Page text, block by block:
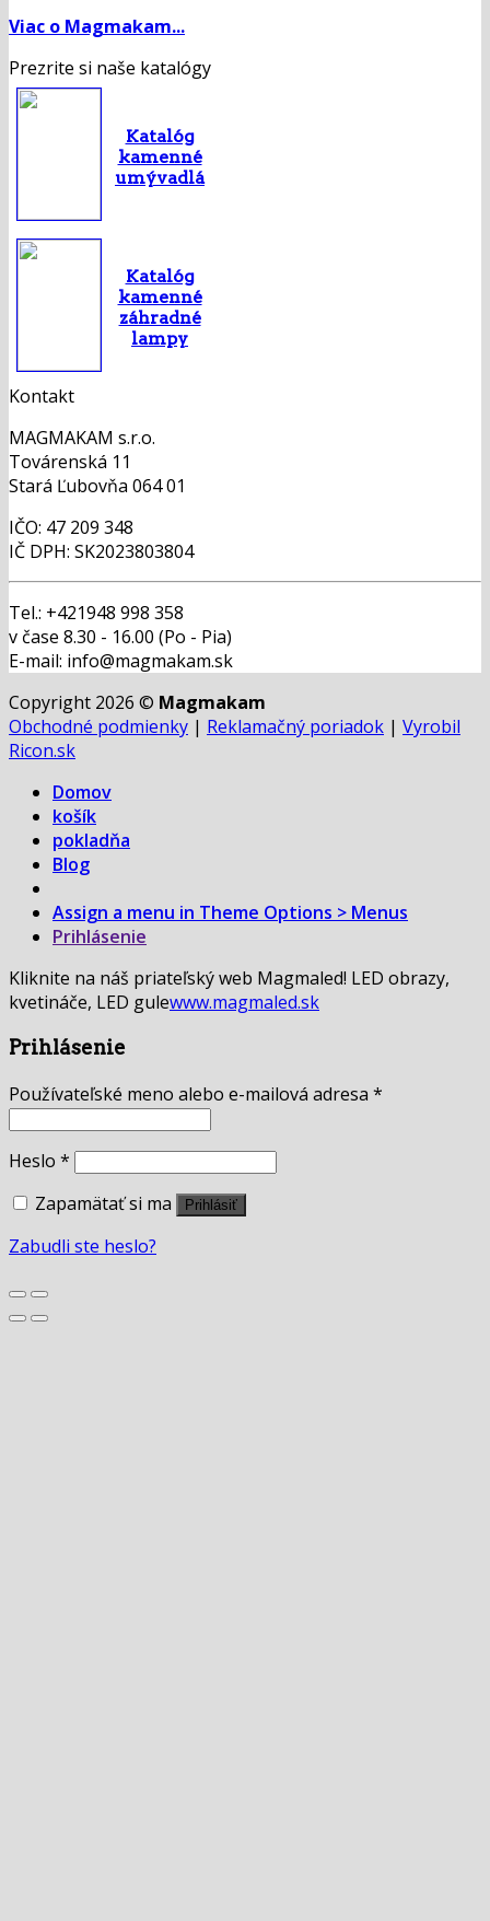
Viac o Magmakam...
Prezrite si naše katalógy
Katalóg
kamenné
umývadlá
Katalóg
kamenné
záhradné
lampy
Kontakt
MAGMAKAM s.r.o.
Továrenská 11
Stará Ľubovňa 064 01
IČO: 47 209 348
IČ DPH: SK2023803804
Tel.: +421948 998 358
v čase 8.30 - 16.00 (Po - Pia)
E-mail: info@magmakam.sk
Copyright 2026 © Magmakam
Obchodné podmienky | Reklamačný poriadok | Vyrobil
Ricon.sk
Domov
košík
pokladňa
Blog
Assign a menu in Theme Options > Menus
Prihlásenie
Kliknite na náš priateľský web Magmaled! LED obrazy,
kvetináče, LED gulewww.magmaled.sk
Prihlásenie
Používateľské meno alebo e-mailová adresa *
Heslo *
Zapamätať si ma
Prihlásiť
Zabudli ste heslo?